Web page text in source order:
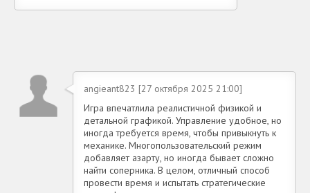
angieant823 [27 октября 2025 21:00]
Игра впечатлила реалистичной физикой и
детальной графикой. Управление удобное, но
иногда требуется время, чтобы привыкнуть к
механике. Многопользовательский режим
добавляет азарту, но иногда бывает сложно
найти соперника. В целом, отличный способ
провести время и испытать стратегические